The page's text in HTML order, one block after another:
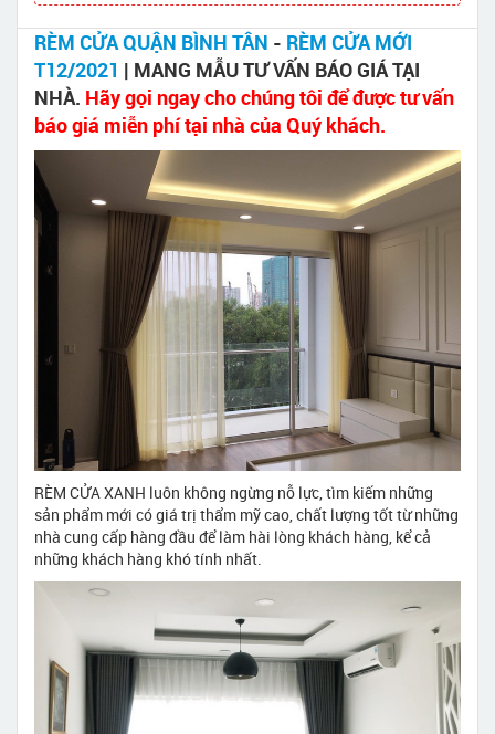
RÈM CỬA QUẬN BÌNH TÂN - RÈM CỬA MỚI
T12/2021 | MANG MẪU TƯ VẤN BÁO GIÁ TẠI
NHÀ. Hãy gọi ngay cho chúng tôi để được tư vấn
báo giá miễn phí tại nhà của Quý khách.
RÈM CỬA XANH luôn không ngừng nỗ lực, tìm kiếm những
sản phẩm mới có giá trị thẩm mỹ cao, chất lượng tốt từ những
nhà cung cấp hàng đầu để làm hài lòng khách hàng, kể cả
những khách hàng khó tính nhất.